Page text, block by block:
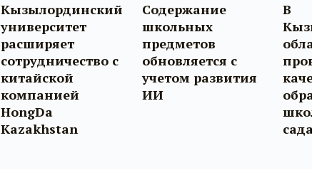
Кызылординский
университет
расширяет
сотрудничество с
китайской
компанией
HongDa
Kazakhstan
Содержание
школьных
предметов
обновляется с
учетом развития
ИИ
В